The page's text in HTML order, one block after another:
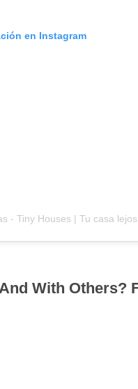
en Instagram
- Tiny Houses | Tu casa